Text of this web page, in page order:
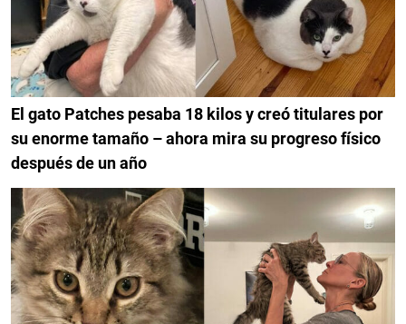
El gato Patches pesaba 18 kilos y creó titulares por
su enorme tamaño – ahora mira su progreso físico
después de un año